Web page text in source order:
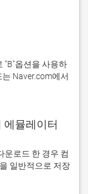
Naver.com에서
에뮬레이터
운로드 한 경우 컴
일반적으로 저장